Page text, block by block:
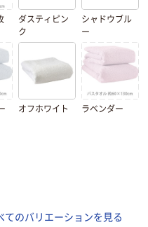
ダスティピン
ク
シャドウブル
ー
オフホワイト ラベンダー
てのバリエーションを見る